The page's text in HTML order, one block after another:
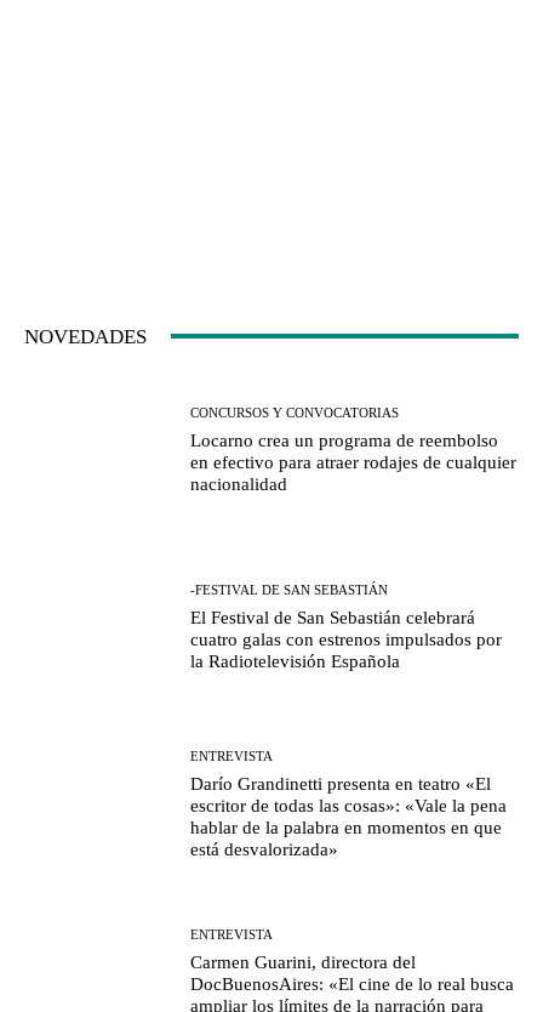
NOVEDADES
CONCURSOS Y CONVOCATORIAS
Locarno crea un programa de reembolso
en efectivo para atraer rodajes de cualquier
nacionalidad
-FESTIVAL DE SAN SEBASTIÁN
El Festival de San Sebastián celebrará
cuatro galas con estrenos impulsados por
la Radiotelevisión Española
ENTREVISTA
Darío Grandinetti presenta en teatro «El
escritor de todas las cosas»: «Vale la pena
hablar de la palabra en momentos en que
está desvalorizada»
ENTREVISTA
Carmen Guarini, directora del
DocBuenosAires: «El cine de lo real busca
ampliar los límites de la narración para